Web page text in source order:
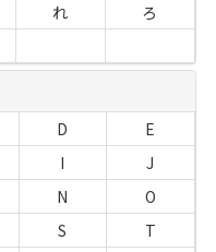
れ
ろ
D
E
I
J
N
O
S
T